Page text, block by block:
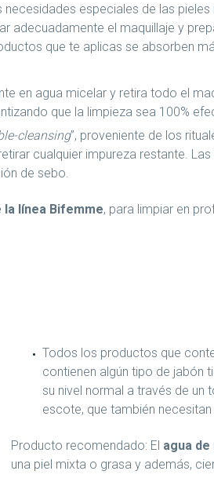
especiales de las
adecuadamente el maquillaje y
que te aplicas se absorben
en agua micelar y retira todo el
que la limpieza sea 100%
cleansing”, proveniente de los
cualquier impureza restante.
de sebo.
la línea Bifemme, para limpiar en
Todos los productos que
contienen algún tipo de jabón
su nivel normal a través de un
escote, que también
Producto recomendado: El agua
una piel mixta o grasa y además,